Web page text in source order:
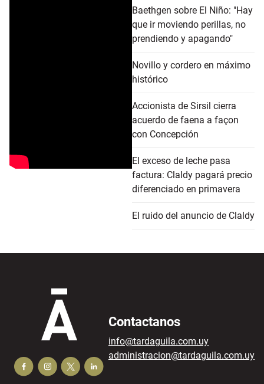
Baethgen sobre El Niño: "Hay
que ir moviendo perillas, no
prendiendo y apagando"
Novillo y cordero en máximo
histórico
Accionista de Sirsil cierra
acuerdo de faena a façon
con Concepción
El exceso de leche pasa
factura: Claldy pagará precio
diferenciado en primavera
El ruido del anuncio de Claldy
Contactanos
info@tardaguila.com.uy
administracion@tardaguila.com.uy